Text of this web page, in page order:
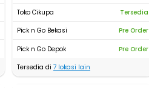
Toko Cikupa
Tersedia
Pick n Go Bekasi
Pre Order
Pick n Go Depok
Pre Order
Tersedia di 7 lokasi lain